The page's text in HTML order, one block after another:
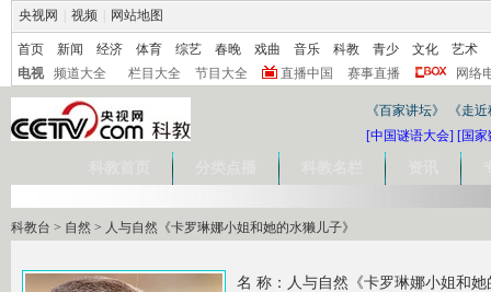
央视网 视频 网站地图
首页 新闻 经济 体育 综艺 春晚 戏曲 音乐 科教 青少 文化
艺术
电视
频道大全 栏目大全 节目大全 直播中国 赛事直播 网络
《百家讲坛》
《走
[中国谜语大会] [国家
科教台 > 自然 > 人与自然《卡罗琳娜小姐和她的水獭儿子》
名 称：人与自然《卡罗琳娜小姐和